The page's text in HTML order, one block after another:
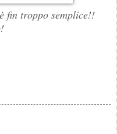
è fin troppo semplice!!